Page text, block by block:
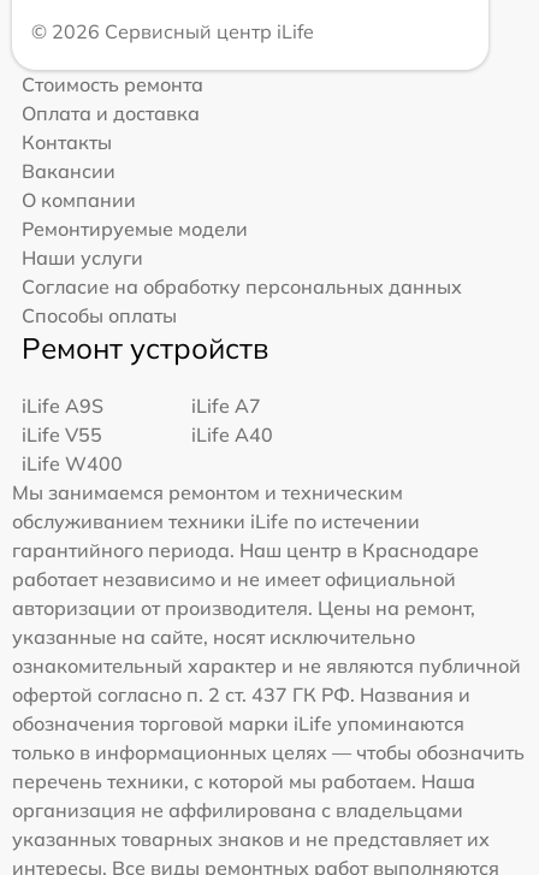
© 2026 Сервисный центр iLife
Стоимость ремонта
Оплата и доставка
Контакты
Вакансии
О компании
Ремонтируемые модели
Наши услуги
Согласие на обработку персональных данных
Способы оплаты
Ремонт устройств
iLife A9S
iLife A7
iLife V55
iLife A40
iLife W400
Мы занимаемся ремонтом и техническим
обслуживанием техники iLife по истечении
гарантийного периода. Наш центр в Краснодаре
работает независимо и не имеет официальной
авторизации от производителя. Цены на ремонт,
указанные на сайте, носят исключительно
ознакомительный характер и не являются публичной
офертой согласно п. 2 ст. 437 ГК РФ. Названия и
обозначения торговой марки iLife упоминаются
только в информационных целях — чтобы обозначить
перечень техники, с которой мы работаем. Наша
организация не аффилирована с владельцами
указанных товарных знаков и не представляет их
интересы. Все виды ремонтных работ выполняются